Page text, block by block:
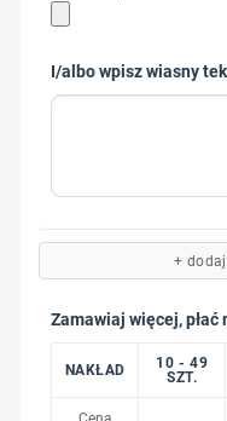
I/albo wpisz wiasny
+
Zamawiaj więcej, płać
NAKŁAD
10 - 49
SZT.